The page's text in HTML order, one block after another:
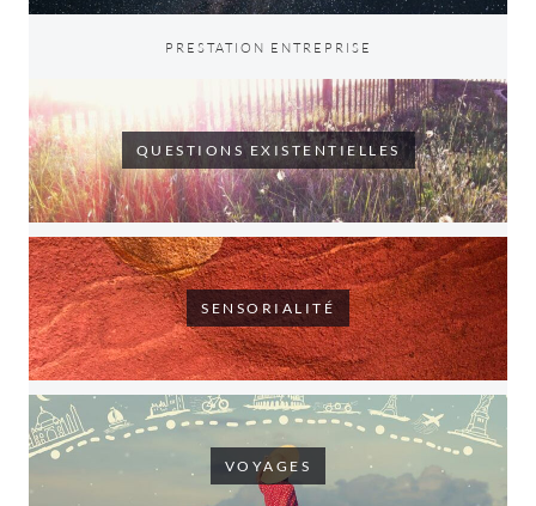
PRESTATION ENTREPRISE
QUESTIONS EXISTENTIELLES
SENSORIALITÉ
VOYAGES